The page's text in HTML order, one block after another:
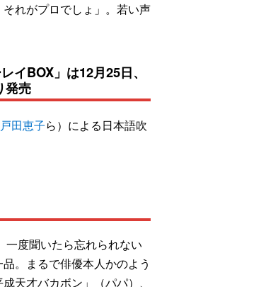
れがプロでしょ」。若い声
イBOX」は12月25日、
発売
戸田恵子ら）による日本語吹
一度聞いたら忘れられない
。まるで俳優本人かのよう
天才バカボン」（パパ）、